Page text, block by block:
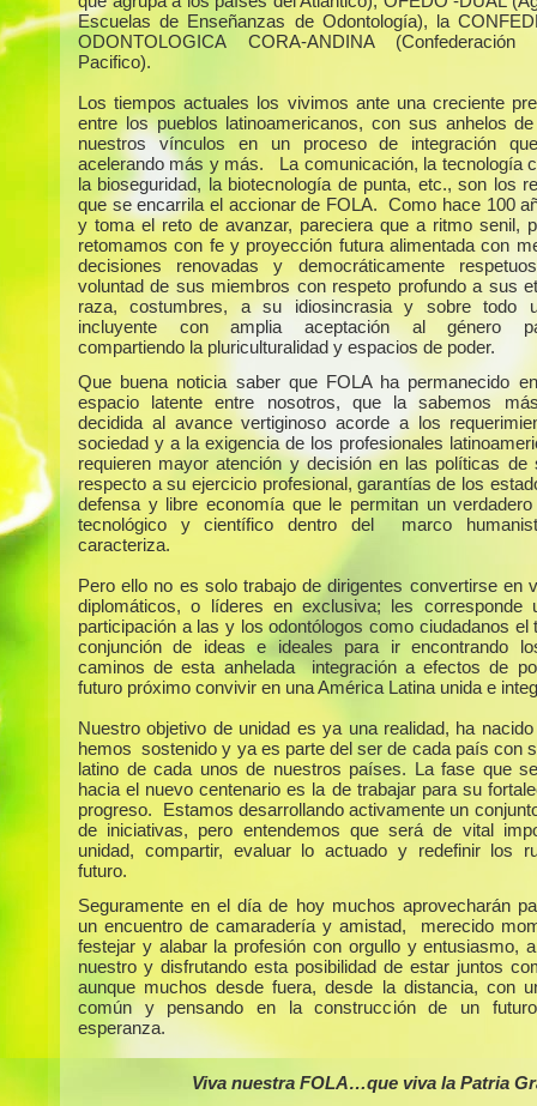
Escuelas de Enseñanzas de Odontología), la
ODONTOLOGICA CORA-ANDINA
Pacifico).
Los tiempos actuales los vivimos ante una creciente
entre los pueblos latinoamericanos, con sus anhelos
nuestros vínculos en un proceso de integración
acelerando más y más. La comunicación, la tecnología
la bioseguridad, la biotecnología de punta, etc., son los
que se encarrila el accionar de FOLA. Como hace 100
y toma el reto de avanzar, pareciera que a ritmo senil,
retomamos con fe y proyección futura alimentada con
decisiones renovadas y democráticamente
voluntad de sus miembros con respeto profundo a sus
raza, costumbres, a su idiosincrasia y sobre todo
incluyente con amplia aceptación al género
compartiendo la pluriculturalidad y espacios de poder.
Que buena noticia saber que FOLA ha permanecido
espacio latente entre nosotros, que la sabemos
decidida al avance vertiginoso acorde a los
sociedad y a la exigencia de los profesionales
requieren mayor atención y decisión en las políticas de
respecto a su ejercicio profesional, garantías de los
defensa y libre economía que le permitan un verdadero
tecnológico y científico dentro del marco
caracteriza.
Pero ello no es solo trabajo de dirigentes convertirse en
diplomáticos, o líderes en exclusiva; les corresponde
participación a las y los odontólogos como ciudadanos el
conjunción de ideas e ideales para ir encontrando
caminos de esta anhelada integración a efectos de
futuro próximo convivir en una América Latina unida e
Nuestro objetivo de unidad es ya una realidad, ha
hemos sostenido y ya es parte del ser de cada país con
latino de cada unos de nuestros países. La fase que
hacia el nuevo centenario es la de trabajar para su
progreso. Estamos desarrollando activamente un
de iniciativas, pero entendemos que será de vital
unidad, compartir, evaluar lo actuado y redefinir los
futuro.
Seguramente en el día de hoy muchos aprovecharán
un encuentro de camaradería y amistad, merecido
festejar y alabar la profesión con orgullo y entusiasmo,
nuestro y disfrutando esta posibilidad de estar juntos
aunque muchos desde fuera, desde la distancia, con
común y pensando en la construcción de un
esperanza.
Viva nuestra FOLA…que viva la Patria